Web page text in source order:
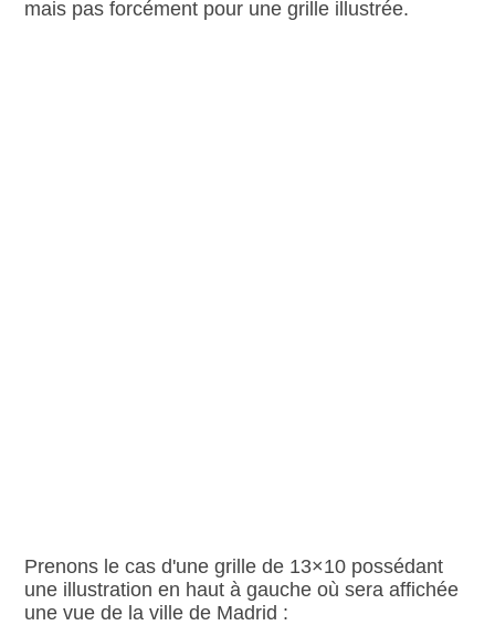
mais pas forcément pour une grille illustrée.
Prenons le cas d'une grille de 13×10 possédant
une illustration en haut à gauche où sera affichée
une vue de la ville de Madrid :